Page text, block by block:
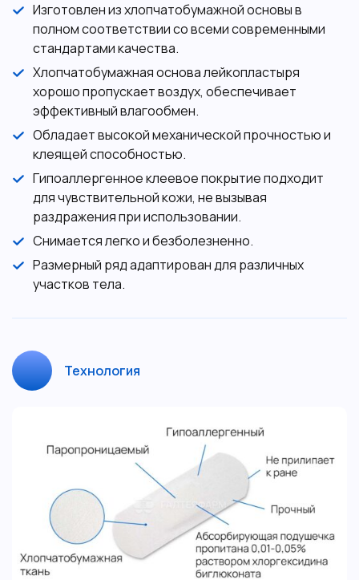
Изготовлен из хлопчатобумажной основы в
полном соответствии со всеми современными
стандартами качества.
Хлопчатобумажная основа лейкопластыря
хорошо пропускает воздух, обеспечивает
эффективный влагообмен.
Обладает высокой механической прочностью и
клеящей способностью.
Гипоаллергенное клеевое покрытие подходит
для чувствительной кожи, не вызывая
раздражения при использовании.
Снимается легко и безболезненно.
Размерный ряд адаптирован для различных
участков тела.
Технология